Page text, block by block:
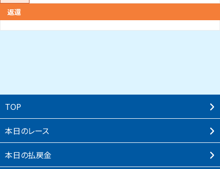
返還
TOP
本⽇のレース
本⽇の払戻⾦